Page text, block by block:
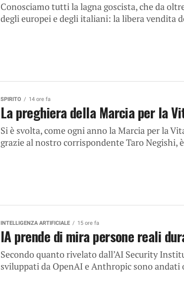
Conosciamo tutti la lagna goscista, che da
degli europei e degli italiani: la libera vendita
SPIRITO 14 ore fa
La preghiera della Marcia per la
Si è svolta, come ogni anno la Marcia per la
grazie al nostro corrispondente Taro Negishi,
INTELLIGENZA ARTIFICIALE 15 ore fa
IA prende di mira persone reali
Secondo quanto rivelato dall’AI Security
sviluppati da OpenAI e Anthropic sono